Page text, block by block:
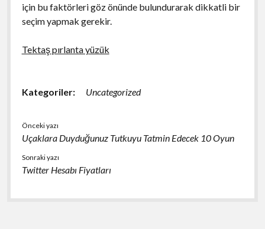
için bu faktörleri göz önünde bulundurarak dikkatli bir
seçim yapmak gerekir.
Tektaş pırlanta yüzük
Kategoriler: Uncategorized
Önceki yazı
Uçaklara Duyduğunuz Tutkuyu Tatmin Edecek 10 Oyun
Sonraki yazı
Twitter Hesabı Fiyatları